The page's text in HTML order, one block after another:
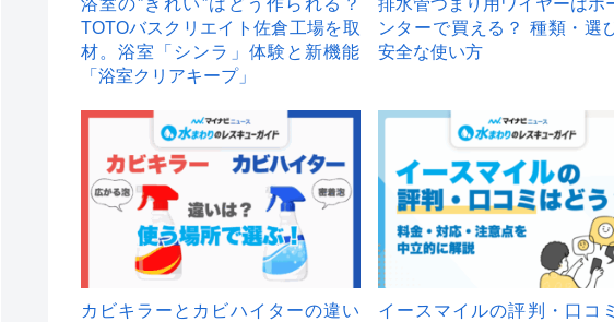
浴室の”きれい”はどう作られる？
TOTOバスクリエイト佐倉工場を取
材。浴室「シンラ」体験と新機能
「浴室クリアキープ」
排水管つまり用ワイヤーはホ
ンターで買える？ 種類・選
安全な使い方
カビキラーとカビハイターの違い
イースマイルの評判・口コ